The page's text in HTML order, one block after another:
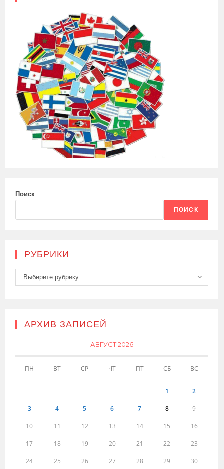
Поиск
ПОИСК
РУБРИКИ
Рубрики
Выберите рубрику
АРХИВ ЗАПИСЕЙ
АВГУСТ 2026
ПН ВТ СР ЧТ ПТ СБ ВС
1 2
3 4 5 6 7 8 9
10 11 12 13 14 15 16
17 18 19 20 21 22 23
24 25 26 27 28 29 30